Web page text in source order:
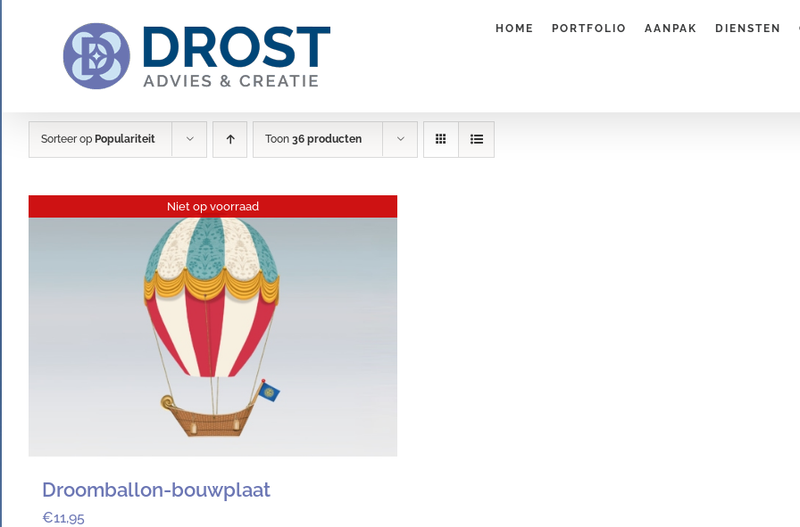
HOME PORTFOLIO AANPAK DIENSTEN
Sorteer op Populariteit Toon 36 producten
Niet op voorraad
Droomballon-bouwplaat
€11,95